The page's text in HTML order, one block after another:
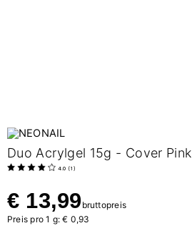
Duo Acrylgel 15g - Cover Pink
4.0 (1 )
€ 13,99 bruttopreis
Preis pro 1 g: € 0,93